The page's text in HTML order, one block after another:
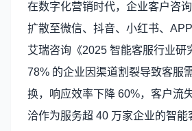
在数字化营销时代，企业客户咨
扩散至微信、抖音、小红书、
艾瑞咨询《2025 智能客服行业研
78% 的企业因渠道割裂导致客服
换，响应效率下降 60%，客户流
洽作为服务超 40 万家企业的智